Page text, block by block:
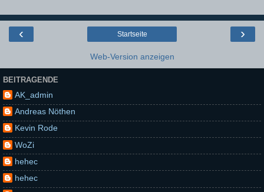
‹ ›
Startseite
Web-Version anzeigen
BEITRAGENDE
AK_admin
Andreas Nöthen
Kevin Rode
WoZi
hehec
hehec